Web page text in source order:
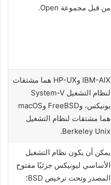
من قبل مجموعة Open.
IBM-AIX وHP-UX هما مشتقات
لنظام التشغيل System-V
يونيكس، وFreeBSD وmacOS
هما مشتقات لنظام التشغيل
Berkeley Unix.
يمكن أن يكون نظام التشغيل
الأساسي ليونيكس جزئيًا مفتوح
المصدر وتحت ترخيص BSD؛